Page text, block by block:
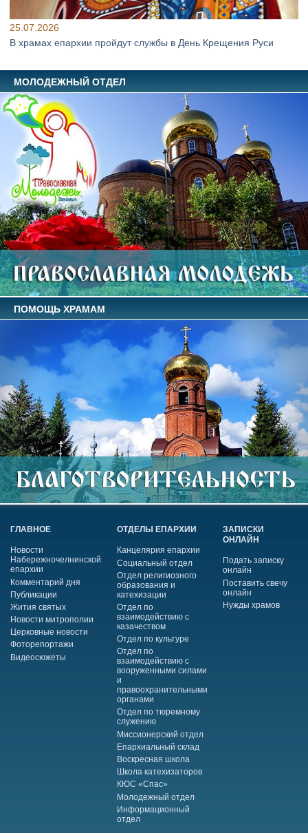
25.07.2026
В храмах епархии пройдут службы в День Крещения Руси
МОЛОДЕЖНЫЙ ОТДЕЛ
ПОМОЩЬ ХРАМАМ
ГЛАВНОЕ
Новости
Набережночелнинской
епархии
Комментарий дня
Публикации
Жития святых
Новости митрополии
Церковные новости
Фоторепортажи
Видеосюжеты
ОТДЕЛЫ ЕПАРХИИ
Канцелярия епархии
Социальный отдел
Отдел религиозного
образования и
катехизации
Отдел по
взаимодействию с
казачеством
Отдел по культуре
Отдел по
взаимодействию с
вооруженными силами
и
правоохранительными
органами
Отдел по тюремному
служению
Миссионерский отдел
Епархиальный склад
Воскресная школа
Школа катехизаторов
КЮС «Спас»
Молодежный отдел
Информационный
отдел
ЗАПИСКИ
ОНЛАЙН
Подать записку
онлайн
Поставить свечу
онлайн
Нужды храмов